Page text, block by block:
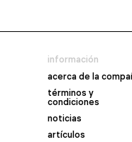
información
acerca de la
términos y
condiciones
noticias
artículos